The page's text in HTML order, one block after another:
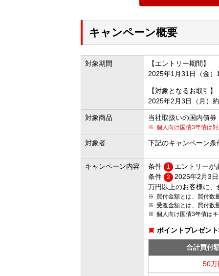
キャンペーン概要
対象期間
【エントリー期間】
2025年1月31日（金
【対象となるお取引】
2025年2月3日（月）
対象商品 当社取扱いの国内債
個人向け国債3年債は
対象者 下記のキャンペーン
キャンペーン内容 条件 1
エントリーが
条件
2
2025年2月3
万円以上のお客様に
買付金額とは、買付数
受渡金額とは、買付数
個人向け国債3年債は
ポイントプレゼン
合計買付
50万